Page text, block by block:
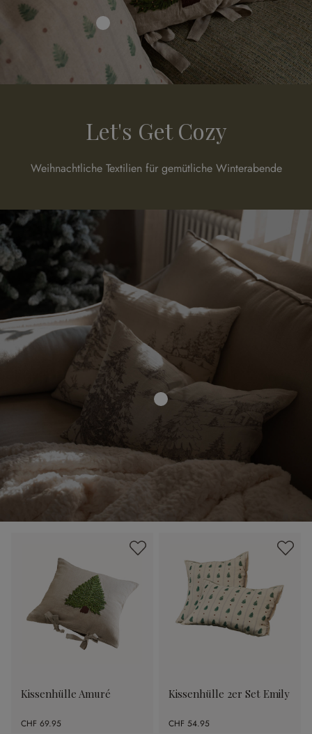
Let's Get Cozy
Weihnachtliche Textilien für gemütliche Winterabende
Kissenhülle Amuré
CHF 69.95
Kissenhülle 2er Set Emily
CHF 54.95